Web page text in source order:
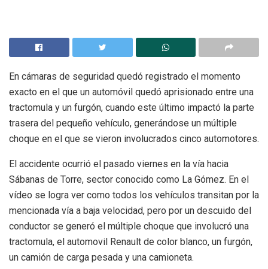
En cámaras de seguridad quedó registrado el momento
exacto en el que un automóvil quedó aprisionado entre una
tractomula y un furgón, cuando este último impactó la parte
trasera del pequeño vehículo, generándose un múltiple
choque en el que se vieron involucrados cinco automotores.
El accidente ocurrió el pasado viernes en la vía hacia
Sábanas de Torre, sector conocido como La Gómez. En el
vídeo se logra ver como todos los vehículos transitan por la
mencionada vía a baja velocidad, pero por un descuido del
conductor se generó el múltiple choque que involucró una
tractomula, el automovil Renault de color blanco, un furgón,
un camión de carga pesada y una camioneta.